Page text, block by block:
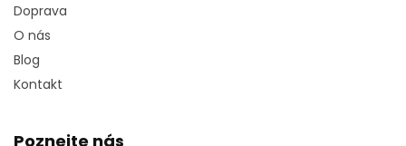
Doprava
O nás
Blog
Kontakt
Poznejte nás